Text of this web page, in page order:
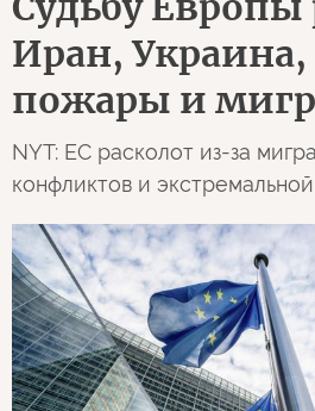
Иран,
пожары и
NYT: ЕС расколот из-за
конфликтов и